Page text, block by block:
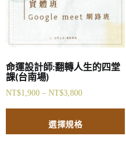
命運設計師:翻轉人生的四堂
課(台南場)
NT$1,900 – NT$3,800
選擇規格